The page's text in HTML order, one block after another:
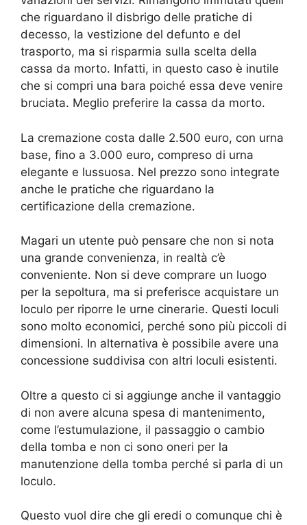
che riguardano il disbrigo delle pratiche di
decesso, la vestizione del defunto e del
trasporto, ma si risparmia sulla scelta della
cassa da morto. Infatti, in questo caso è inutile
che si compri una bara poiché essa deve venire
bruciata. Meglio preferire la cassa da morto.
La cremazione costa dalle 2.500 euro, con urna
base, fino a 3.000 euro, compreso di urna
elegante e lussuosa. Nel prezzo sono integrate
anche le pratiche che riguardano la
certificazione della cremazione.
Magari un utente può pensare che non si nota
una grande convenienza, in realtà c’è
conveniente. Non si deve comprare un luogo
per la sepoltura, ma si preferisce acquistare un
loculo per riporre le urne cinerarie. Questi loculi
sono molto economici, perché sono più piccoli di
dimensioni. In alternativa è possibile avere una
concessione suddivisa con altri loculi esistenti.
Oltre a questo ci si aggiunge anche il vantaggio
di non avere alcuna spesa di mantenimento,
come l’estumulazione, il passaggio o cambio
della tomba e non ci sono oneri per la
manutenzione della tomba perché si parla di un
loculo.
Questo vuol dire che gli eredi o comunque chi è